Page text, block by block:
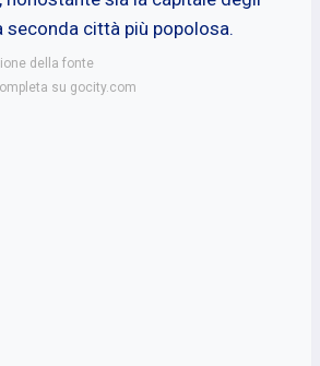
seconda città più popolosa.
della fonte
su gocity.com